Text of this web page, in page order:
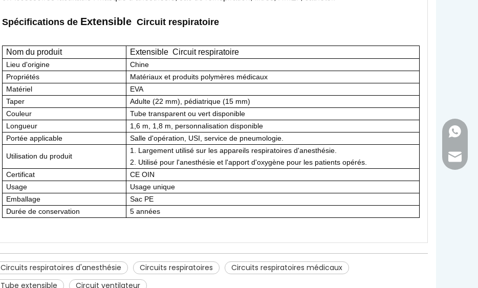
Spécifications de Extensible Circuit respiratoire
Nom du produit Extensible Circuit respiratoire
Lieu d'origine
Chine
Propriétés
Matériaux et produits polymères médicaux
Matériel
EVA
Taper
Adulte (22 mm), pédiatrique (15 mm)
Couleur
Tube transparent ou vert disponible
Longueur
1,6 m, 1,8 m, personnalisation disponible
Portée applicable
Salle d'opération, USI, service de pneumologie.
Utilisation du produit
1. Largement utilisé sur les appareils respiratoires d'anesthésie.
2. Utilisé pour l'anesthésie et l'apport d'oxygène pour les patients opérés.
Certificat
CE OIN
Usage
Usage unique
Emballage
Sac PE
Durée de conservation
5 années
Circuits respiratoires d'anesthésie Circuits respiratoires
Circuits respiratoires médicaux
Tube extensible
Circuit ventilateur
+86 -